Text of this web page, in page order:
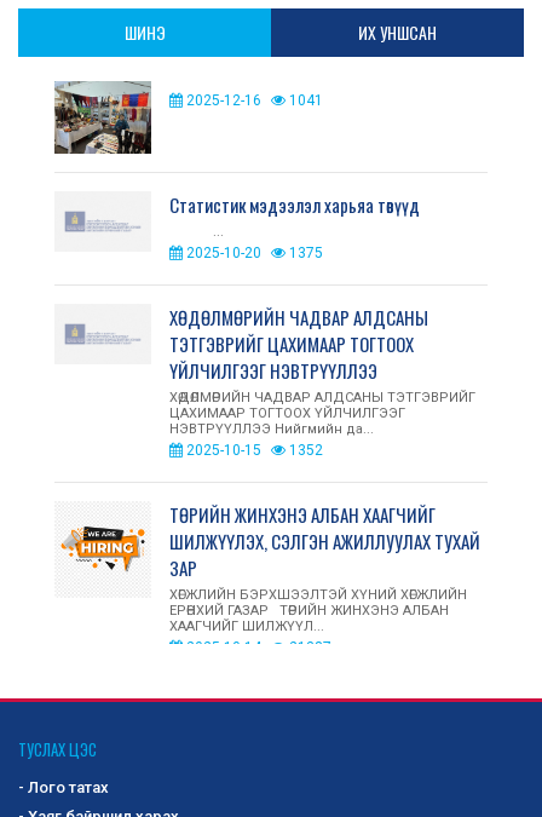
ШИНЭ ИХ УНШСАН
2025-12-16 1041
Статистик мэдээлэл харьяа төвүүд
...
2025-10-20 1375
ХӨДӨЛМӨРИЙН ЧАДВАР АЛДСАНЫ
ТЭТГЭВРИЙГ ЦАХИМААР ТОГТООХ
ҮЙЛЧИЛГЭЭГ НЭВТРҮҮЛЛЭЭ
ХӨДӨЛМӨРИЙН ЧАДВАР АЛДСАНЫ ТЭТГЭВРИЙГ
ЦАХИМААР ТОГТООХ ҮЙЛЧИЛГЭЭГ
НЭВТРҮҮЛЛЭЭ Нийгмийн да...
2025-10-15 1352
ТӨРИЙН ЖИНХЭНЭ АЛБАН ХААГЧИЙГ
ШИЛЖҮҮЛЭХ, СЭЛГЭН АЖИЛЛУУЛАХ ТУХАЙ
ЗАР
ХӨГЖЛИЙН БЭРХШЭЭЛТЭЙ ХҮНИЙ ХӨГЖЛИЙН
ЕРӨНХИЙ ГАЗАР ТӨРИЙН ЖИНХЭНЭ АЛБАН
ХААГЧИЙГ ШИЛЖҮҮЛ...
2025-10-14 21387
ТУСЛАХ ЦЭС
- Лого татах